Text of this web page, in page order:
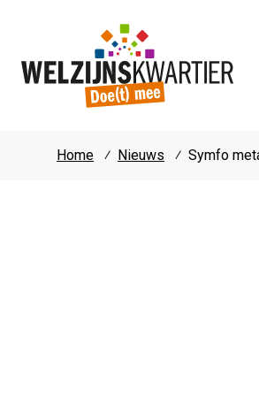
Home ⁄ Nieuws ⁄ Symfo